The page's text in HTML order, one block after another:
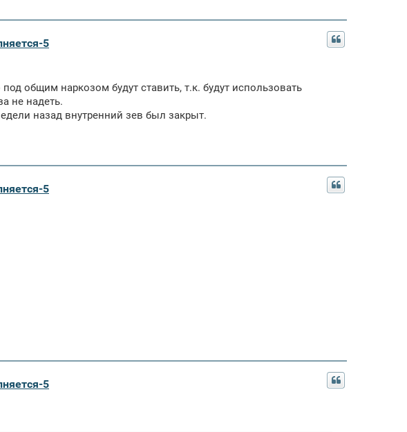
5
общим наркозом будут ставить, т.к. будут использовать
не надеть.
назад внутренний зев был закрыт.
5
5